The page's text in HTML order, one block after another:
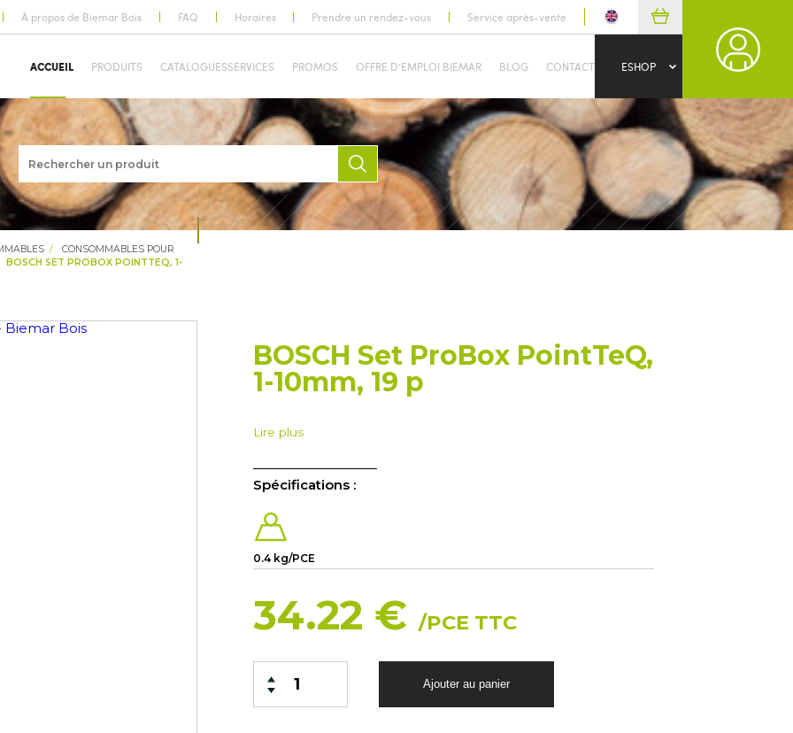
À propos de Biemar Bois FAQ Horaires Prendre un rendez-vous Service après-vente
ACCUEIL PRODUITS CATALOGUESSERVICES PROMOS OFFRE D’EMPLOI BIEMAR BLOG CONTACT ESHOP
CONSOMMABLES POUR
BOSCH SET PROBOX POINTTEQ, 1-
BOSCH Set ProBox PointTeQ,
1-10mm, 19 p
Lire plus
Spécifications :
0.4 kg/PCE
34.22 € /PCE TTC